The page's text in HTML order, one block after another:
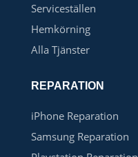
Serviceställen
Hemkörning
Alla Tjänster
REPARATION
iPhone Reparation
Samsung Reparation